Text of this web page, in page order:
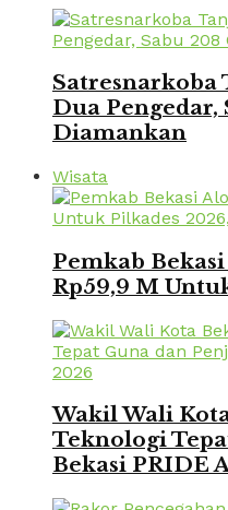
Satresnarkoba
Dua Pengedar,
Diamankan
Wisata
Pemkab
Rp59,9 M
Wakil Wali
Teknologi
Bekasi PRIDE